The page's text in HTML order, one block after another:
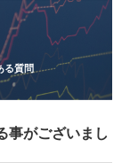
る質問
事がございまし